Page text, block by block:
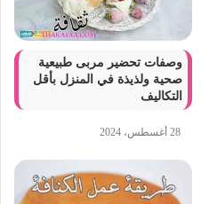
وصفات تحضير مربى طبيعية
صحية ولذيذة في المنزل بأقل
التكاليف
28 أغسطس، 2024